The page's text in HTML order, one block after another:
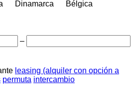
Dinamarca
Bélgica
–
leasing (alquiler con opción a
permuta intercambio